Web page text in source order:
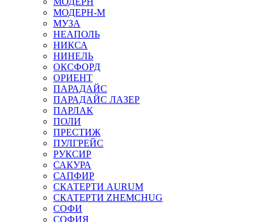
МОДЕРН-М
МУЗА
НЕАПОЛЬ
НИКСА
НИНЕЛЬ
ОКСФОРД
ОРИЕНТ
ПАРАДАЙС
ПАРАДАЙС ЛАЗЕР
ПАРЛАК
ПОЛИ
ПРЕСТИЖ
ПУЛГРЕЙС
РУКСИР
САКУРА
САПФИР
СКАТЕРТИ AURUM
СКАТЕРТИ ZHEMCHUG
СОФИ
СОФИЯ